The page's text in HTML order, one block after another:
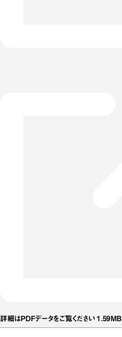
詳細はPDFデータをご覧ください 1.59MB